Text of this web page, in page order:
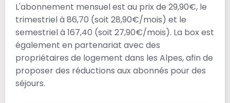
L'abonnement mensuel est au prix de 29,90€, le
trimestriel à 86,70 (soit 28,90€/mois) et le
semestriel à 167,40 (soit 27,90€/mois). La box est
également en partenariat avec des
propriétaires de logement dans les Alpes, afin de
proposer des réductions aux abonnés pour des
séjours.